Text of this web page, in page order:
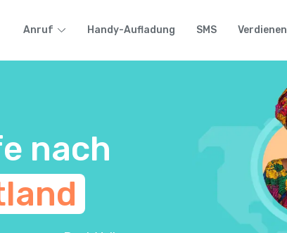
Anruf Handy-Aufladung SMS Verdienen
nach